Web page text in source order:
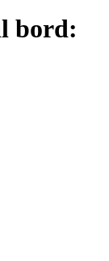
bord: